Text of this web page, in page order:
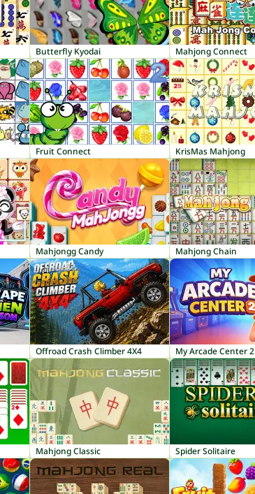
Butterfly Kyodai Mahjong Connect
Fruit Connect KrisMas Mahjong
Mahjongg Candy Mahjong Chain
Offroad Crash Climber 4X4 My Arcade Center 2
Mahjong Classic Spider Solitaire